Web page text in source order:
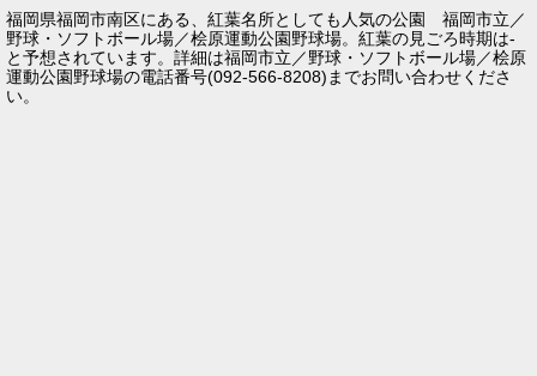
福岡県福岡市南区にある、紅葉名所としても人気の公園 福岡市立／
野球・ソフトボール場／桧原運動公園野球場。紅葉の見ごろ時期は-
と予想されています。詳細は福岡市立／野球・ソフトボール場／桧原
運動公園野球場の電話番号(092-566-8208)までお問い合わせくださ
い。